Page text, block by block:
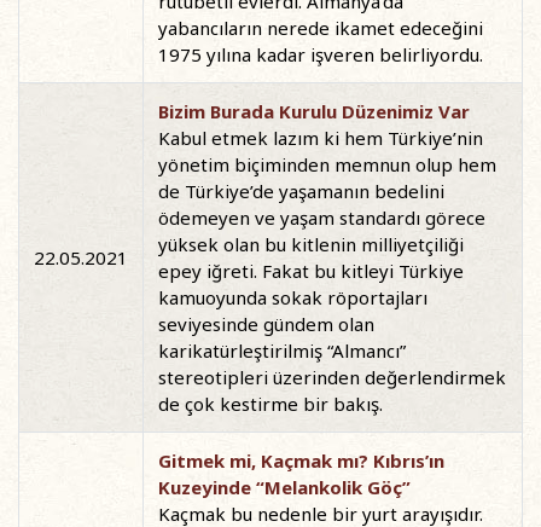
yabancıların nerede ikamet edeceğini
1975 yılına kadar işveren belirliyordu.
22.05.2021
Bizim Burada Kurulu Düzenimiz Var
Kabul etmek lazım ki hem Türkiye’nin
yönetim biçiminden memnun olup hem
de Türkiye’de yaşamanın bedelini
ödemeyen ve yaşam standardı görece
yüksek olan bu kitlenin milliyetçiliği
epey iğreti. Fakat bu kitleyi Türkiye
kamuoyunda sokak röportajları
seviyesinde gündem olan
karikatürleştirilmiş “Almancı”
stereotipleri üzerinden değerlendirmek
de çok kestirme bir bakış.
Gitmek mi, Kaçmak mı? Kıbrıs’ın
Kuzeyinde “Melankolik Göç”
Kaçmak bu nedenle bir yurt arayışıdır.